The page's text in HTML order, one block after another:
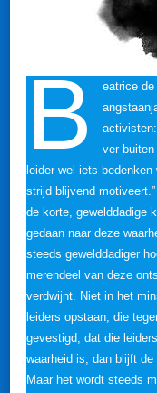
B
eatrice
ver
leider wel iets
strijd blijvend
de korte, gewelddadige
gedaan naar deze
steeds gewelddadiger
merendeel van deze
verdwijnt. Niet in het
leiders opstaan, die
gevestigd, dat die
waarheid is, dan blijft
Maar het wordt steeds